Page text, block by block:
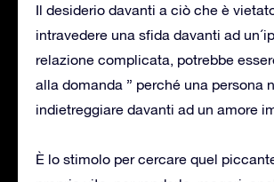
Il desiderio davanti a ciò che è
intravedere una sfida davanti ad
relazione complicata, potrebbe
alla domanda ” perché una persona
indietreggiare davanti ad un amore
È lo stimolo per cercare quel